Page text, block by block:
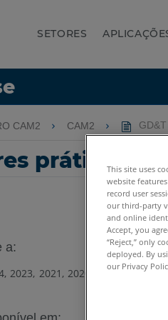
SETORES
global
CAM2 CAM2
práticas e
2023 2021 2020 2019 2018
This site uses
website
record user
our third-party
and online
Accept, you
“Reject,” only
deployed. By
our Privacy